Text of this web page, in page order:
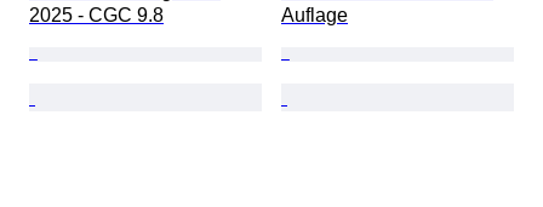
2025 - CGC 9.8
Auflage